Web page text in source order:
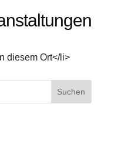
diesem Ort</li>